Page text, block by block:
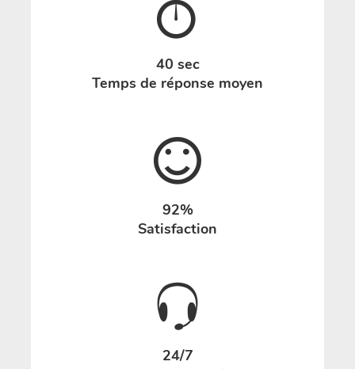
40 sec
Temps de réponse moyen
92%
Satisfaction
24/7